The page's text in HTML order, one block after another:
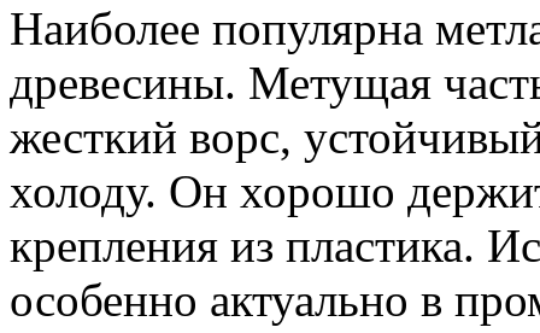
Наиболее популярна
древесины. Метущая
жесткий ворс,
холоду. Он хорошо
крепления из пластика.
особенно актуально в